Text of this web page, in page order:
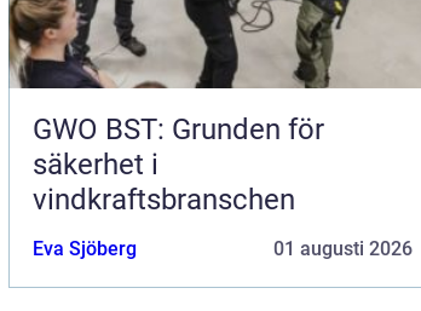
GWO BST: Grunden för
säkerhet i
vindkraftsbranschen
Eva Sjöberg 01 augusti 2026